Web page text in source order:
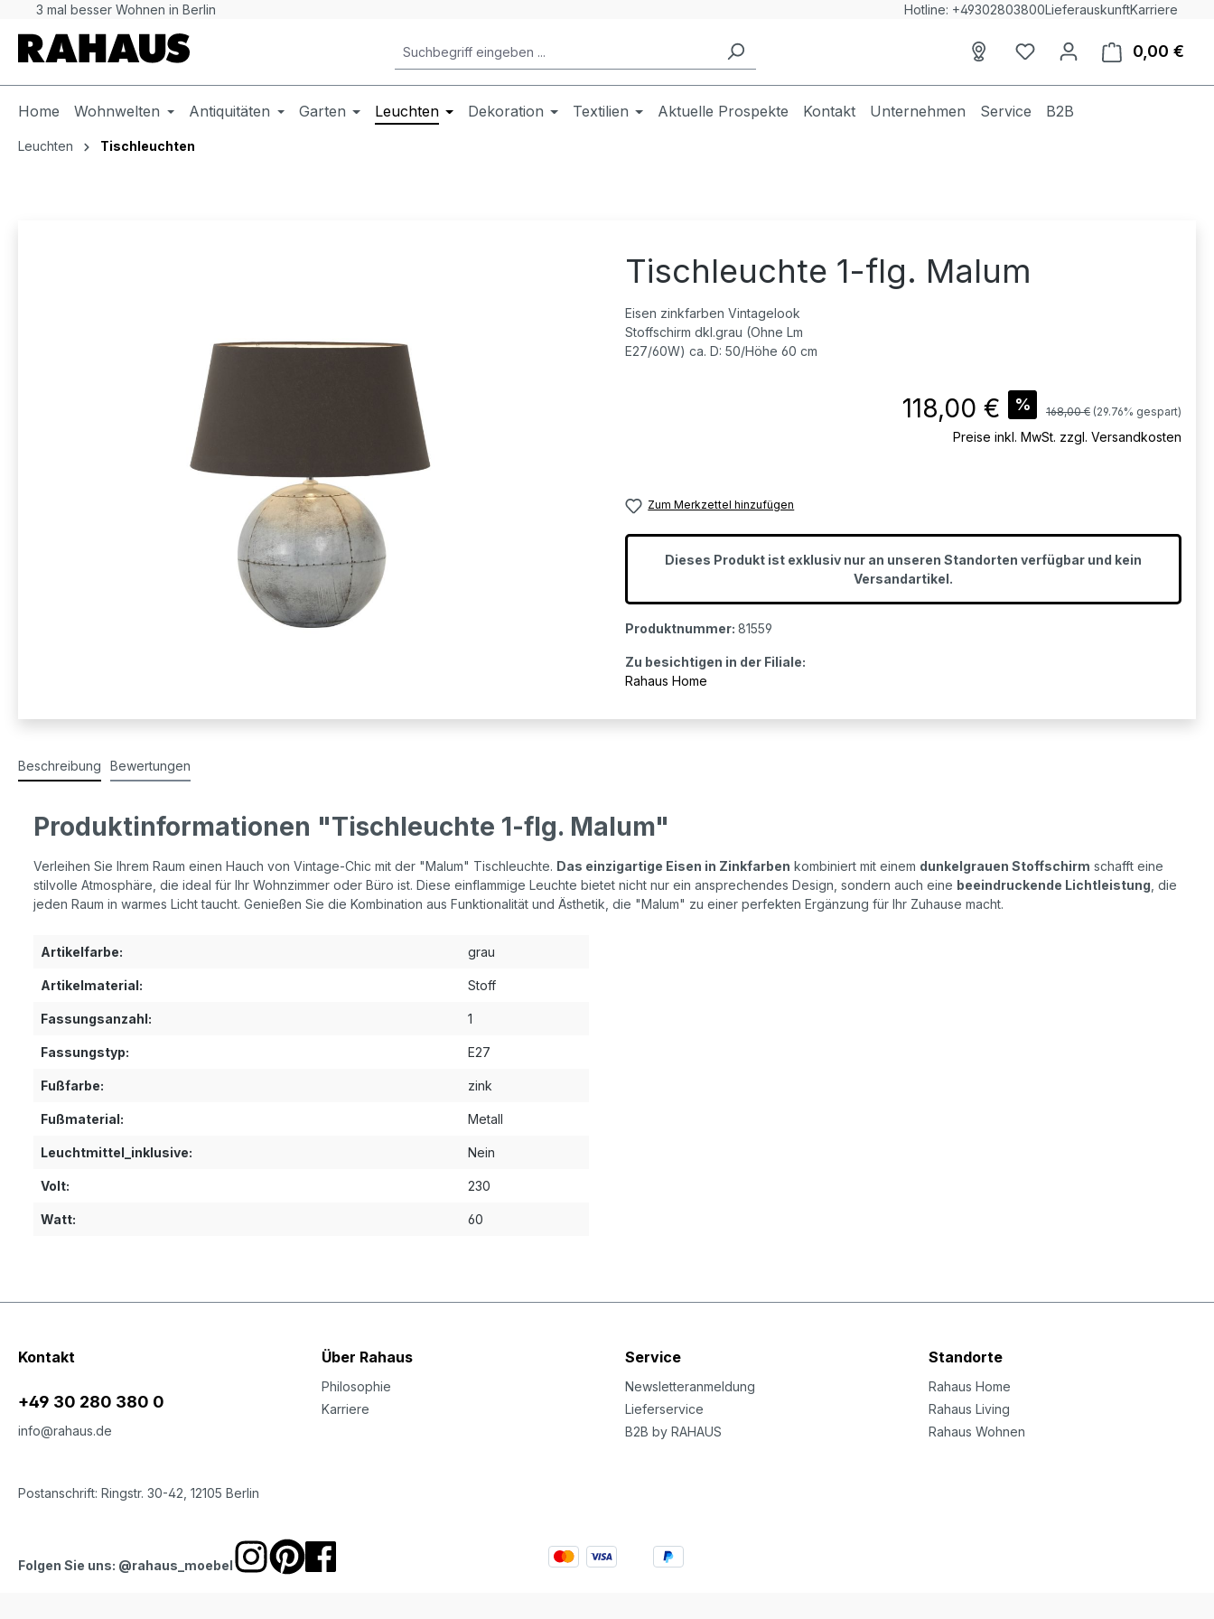
Hauptinhalt springen
Zur Suche springen
Zur Hauptnavigation springen
3 mal besser Wohnen in Berlin Hotline: +49302803800LieferauskunftKarriere
Du hast 0 Produkte auf
0,00 €
Home Wohnwelten Antiquitäten Garten Leuchten Dekoration Textilien Aktuelle Prospekte Kontakt Unternehmen Service B2B
Leuchten Tischleuchten
Tischleuchte 1-flg. Malum
Eisen zinkfarben Vintagelook
Stoffschirm dkl.grau (Ohne Lm
E27/60W) ca. D: 50/Höhe 60 cm
Verkaufspreis:
118,00 € % Regulärer Preis:
168,00 € (29.76% gespart)
Preise inkl. MwSt. zzgl. Versandkosten
Zum Merkzettel hinzufügen
Dieses Produkt ist exklusiv nur an unseren Standorten verfügbar und kein
Versandartikel.
Produktnummer: 81559
Zu besichtigen in der Filiale:
Rahaus Home
Beschreibung Bewertungen
Produktinformationen "Tischleuchte 1-flg. Malum"
Verleihen Sie Ihrem Raum einen Hauch von Vintage-Chic mit der "Malum" Tischleuchte. Das einzigartige Eisen in Zinkfarben kombiniert mit einem dunkelgrauen Stoffschirm schafft eine
stilvolle Atmosphäre, die ideal für Ihr Wohnzimmer oder Büro ist. Diese einflammige Leuchte bietet nicht nur ein ansprechendes Design, sondern auch eine beeindruckende Lichtleistung , die
jeden Raum in warmes Licht taucht. Genießen Sie die Kombination aus Funktionalität und Ästhetik, die "Malum" zu einer perfekten Ergänzung für Ihr Zuhause macht.
Artikelfarbe: grau
Artikelmaterial: Stoff
Fassungsanzahl: 1
Fassungstyp: E27
Fußfarbe: zink
Fußmaterial: Metall
Leuchtmittel_inklusive: Nein
Volt: 230
Watt: 60
Kontakt
+49 30 280 380 0
info@rahaus.de
Postanschrift: Ringstr. 30-42, 12105 Berlin
Über Rahaus
Philosophie
Karriere
Service
Newsletteranmeldung
Lieferservice
B2B by RAHAUS
Standorte
Rahaus Home
Rahaus Living
Rahaus Wohnen
Folgen Sie uns: @rahaus_moebel